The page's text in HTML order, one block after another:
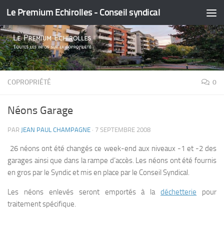
Skip to content
Le Premium Echirolles - Conseil syndical
COPROPRIÉTÉ 0
Néons Garage
PAR JEAN PAUL CHAMPAGNE · 7 SEPTEMBRE 2008
26 néons ont été changés ce week-end aux niveaux -1 et -2 des
garages ainsi que dans la rampe d’accès. Les néons ont été fournis
en gros par le Syndic et mis en place par le Conseil Syndical.
Les néons enlevés seront emportés à ladéchetterie pour
traitement spécifique.